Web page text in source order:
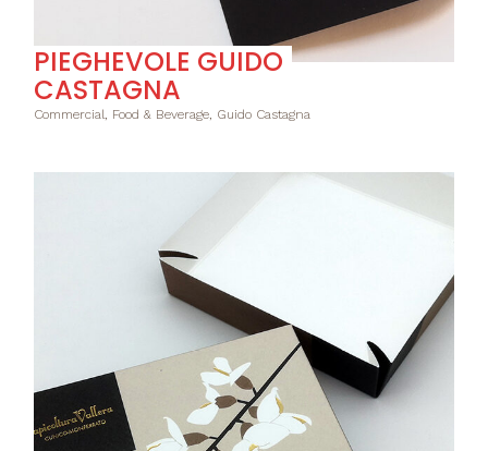
PIEGHEVOLE GUIDO
CASTAGNA
Commercial, Food & Beverage, Guido Castagna